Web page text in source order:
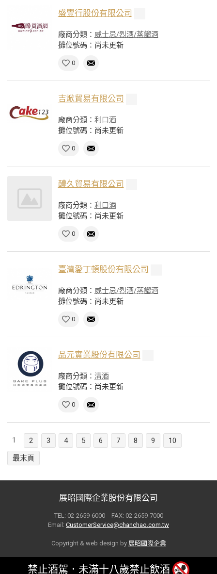
盛豐行股份有限公司
廠商分類： 威士忌/烈酒/蒸餾酒
攤位號碼：尚未更新
0
吉焮貿易有限公司
廠商分類： 利口酒
攤位號碼：尚未更新
0
醴久貿易有限公司
廠商分類： 利口酒
攤位號碼：尚未更新
0
臺灣愛丁頓股份有限公司
廠商分類： 威士忌/烈酒/蒸餾酒
攤位號碼：尚未更新
0
品元實業股份有限公司
廠商分類： 清酒
攤位號碼：尚未更新
0
1 2 3 4 5 6 7 8 9
10
最末頁
展昭國際企業股份有限公司
TEL: 02-2659-6000 FAX: 02-2659-7000
Email: CustomerService@chanchao.com.tw
Copyright & web design by 展昭國際企業
禁止酒駕．未滿十八歲禁止飲酒